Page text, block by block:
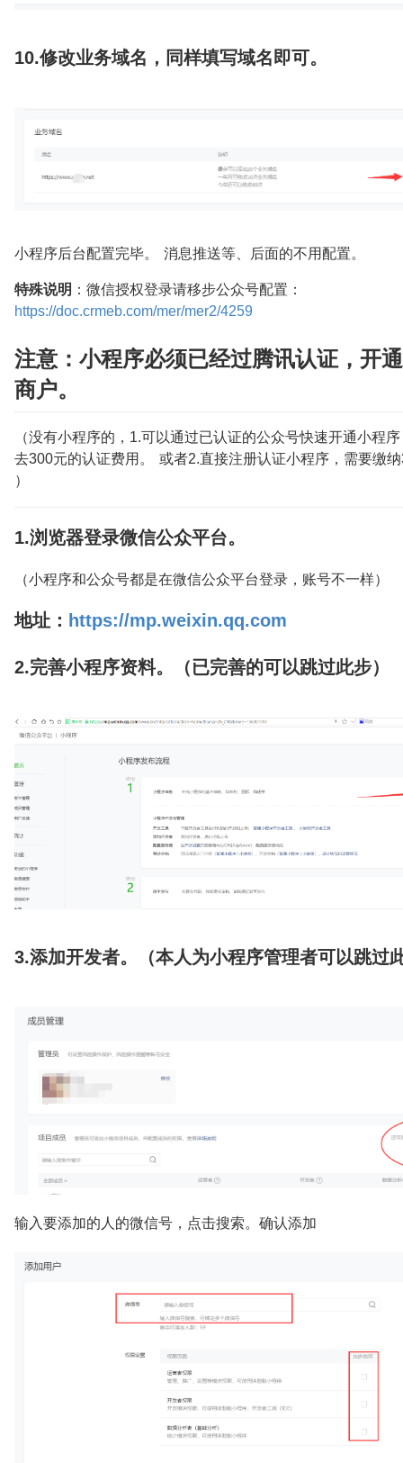
10.修改业务域名，同样填写域名即可。
小程序后台配置完毕。 消息推送等、后面的不用配置。
特殊说明 ：微信授权登录请移步公众号配置：
https://doc.crmeb.com/mer/mer2/4259
注意：小程序必须已经过腾讯认证，开
商户。
（没有小程序的，1.可以通过已认证的公众号快速开通小程
去300元的认证费用。 或者2.直接注册认证小程序，需要缴
）
1.浏览器登录微信公众平台。
（小程序和公众号都是在微信公众平台登录，账号不一样）
地址： https://mp.weixin.qq.com
2.完善小程序资料。（已完善的可以跳过此步）
3.添加开发者。（本人为小程序管理者可以跳过
输入要添加的人的微信号，点击搜索。确认添加